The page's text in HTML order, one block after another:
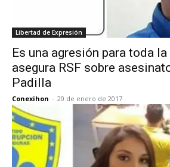
Libertad de Expresión
Es una agresión para toda la
asegura RSF sobre
Padilla
Conexihon - 20 de enero de 2017